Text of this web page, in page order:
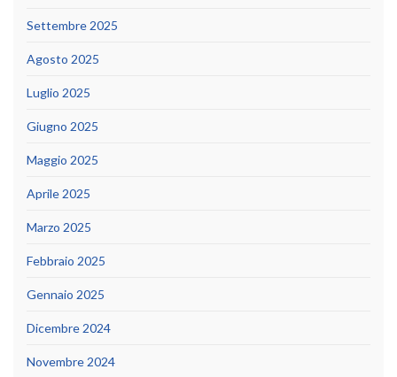
Settembre 2025
Agosto 2025
Luglio 2025
Giugno 2025
Maggio 2025
Aprile 2025
Marzo 2025
Febbraio 2025
Gennaio 2025
Dicembre 2024
Novembre 2024